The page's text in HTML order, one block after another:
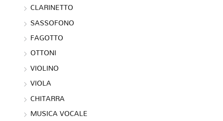
CLARINETTO
SASSOFONO
FAGOTTO
OTTONI
VIOLINO
VIOLA
CHITARRA
MUSICA VOCALE